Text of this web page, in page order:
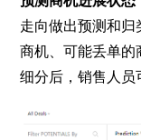
走向做出预测和
商机、可能丢单
细分后，销售人员